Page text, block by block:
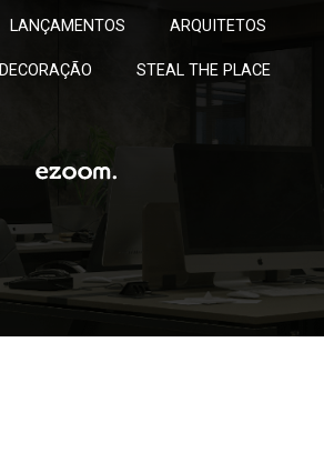
LANÇAMENTOS ARQUITETOS
DECORAÇÃO STEAL THE PLACE